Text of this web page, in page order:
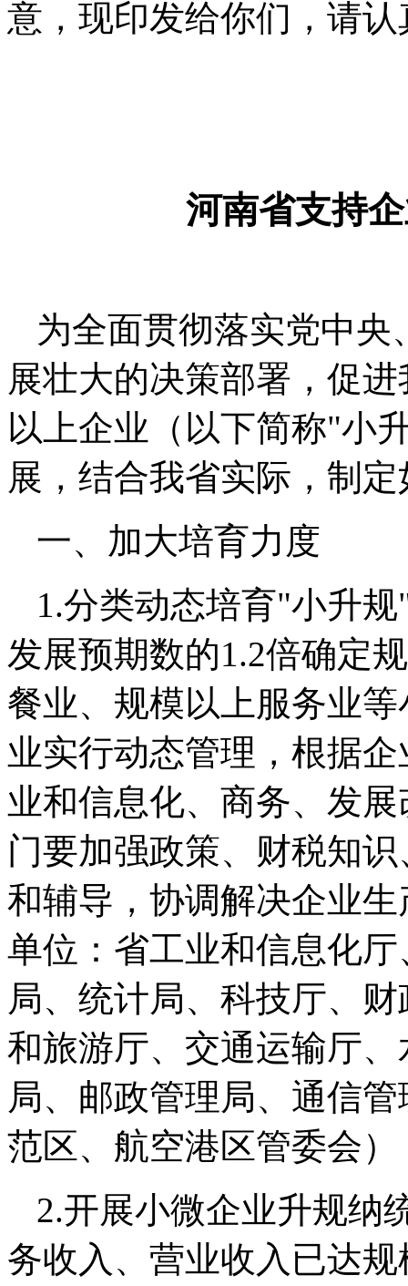
意，现印发给你们，请
河南省支持
为全面贯彻落实党中
展壮大的决策部署，促
以上企业（以下简称"小
展，结合我省实际，制
一、加大培育力度
1.分类动态培育"小升
发展预期数的1.2倍确定
餐业、规模以上服务业
业实行动态管理，根据
业和信息化、商务、发
门要加强政策、财税知
和辅导，协调解决企业
单位：省工业和信息化
局、统计局、科技厅、
和旅游厅、交通运输厅
局、邮政管理局、通信
范区、航空港区管委会）
2.开展小微企业升规纳
务收入、营业收入已达